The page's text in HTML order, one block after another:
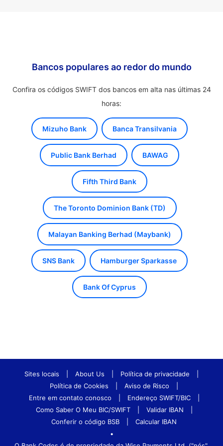
Bancos populares ao redor do mundo
Confira os códigos SWIFT dos bancos em alta nas últimas 24
horas:
Mizuho Bank Banca Transilvania
Public Bank Berhad BAWAG
Fifth Third Bank
The Toronto Dominion Bank (TD)
Malayan Banking Berhad (Maybank)
SNS Bank Hamburger Sparkasse
Bank Of Cyprus
Sites locais About Us Política de privacidade
Política de Cookies
Aviso de Risco
Entre em contato conosco
Endereço SWIFT/BIC
Como Saber O Meu BIC/SWIFT
Validar IBAN
Conferir o código BSB
Calcular IBAN
•